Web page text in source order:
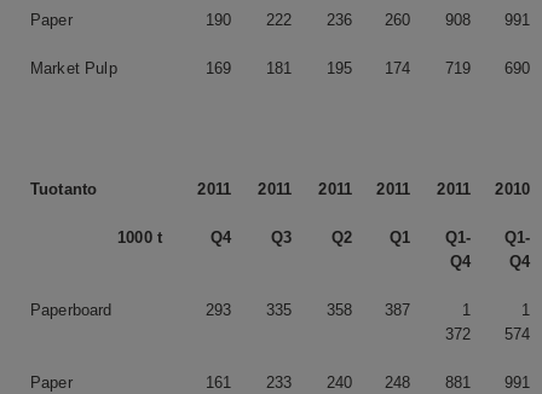
Paper 190 222 236 260 908 991
Market Pulp 169 181 195 174 719 690
Tuotanto 2011 2011 2011 2011 2011 2010
1000 t Q4 Q3 Q2 Q1
Q1-
Q4
Q1-
Q4
Paperboard 293 335 358 387
1
372
1
574
Paper 161 233 240 248 881 991